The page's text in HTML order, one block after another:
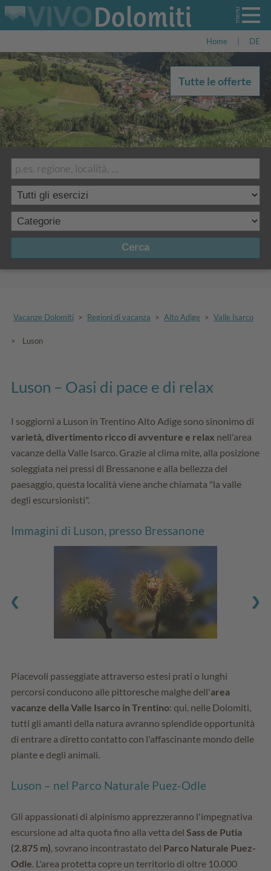
Home DE
Cerca
Tutte le offerte
Vacanze Dolomiti > Regioni di vacanza > Alto Adige > Valle Isarco
> Luson
Luson – Oasi di pace e di relax
I soggiorni a Luson in Trentino Alto Adige sono sinonimo di
varietà, divertimento ricco di avventure e relax nell'area
vacanze della Valle Isarco. Grazie al clima mite, alla posizione
soleggiata nei pressi di Bressanone e alla bellezza del
paesaggio, questa località viene anche chiamata "la valle
degli escursionisti".
Immagini di Luson, presso Bressanone
Piacevoli passeggiate attraverso estesi prati o lunghi
percorsi conducono alle pittoresche malghe dell'area
vacanze della Valle Isarco in Trentino: qui, nelle Dolomiti,
tutti gli amanti della natura avranno splendide opportunità
di entrare a diretto contatto con l'affascinante mondo delle
piante e degli animali.
Luson – nel Parco Naturale Puez-Odle
Gli appassionati di alpinismo apprezzeranno l'impegnativa
escursione ad alta quota fino alla vetta del Sass de Putia
(2.875 m) , sovrano incontrastato del Parco Naturale Puez-
Odle . L'area protetta copre un territorio di oltre 10.000